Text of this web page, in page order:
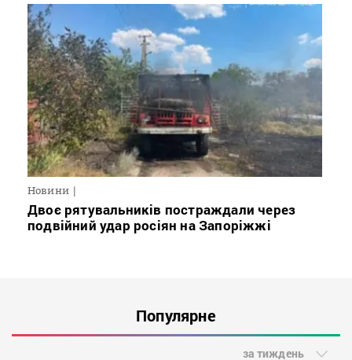
Новини
Двоє рятувальників постраждали через
подвійний удар росіян на Запоріжжі
Популярне
за тиждень